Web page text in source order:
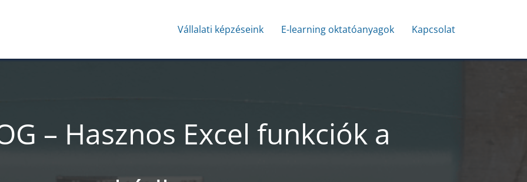
Vállalati képzéseink
E-learning oktatóanyagok Kapcsolat
– Hasznos Excel funkciók a